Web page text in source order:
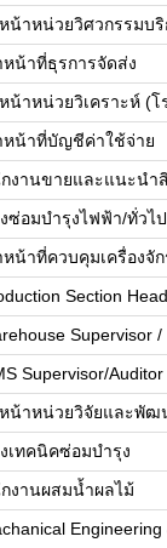
น้าหน่วยวิศวกรรมบริ
หน้าที่ธุรการจัดส่ง
น้าหน่วยวิเคราะห์ (โ
หน้าที่บัญชีค่าใช้จ่าย
งานขายและแนะนำ
ซ่อมบำรุงไฟฟ้า/ทั่วไป
หน้าที่ควบคุมเครื่องจั
Section
Supervisor
Supervisor/
น้าหน่วยวิจัยและพั
เทคนิคซ่อมบำรุง
งานผสมน้ำผลไม้